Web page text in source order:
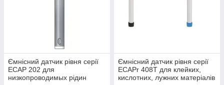
Ємнісний датчик рівня серії
ECAP 202 для
низкопроводимых рідин
Ємнісний датчик рівня серії
ECAPr 408T для клейких,
кислотних, лужних матеріалів